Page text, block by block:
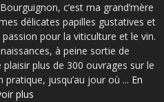
c’est ma grand’mère
délicates papilles gustatives et
pour la viticulture et le vin.
à peine sortie de
plaisir plus de 300 ouvrages sur le
pratique, jusqu’au jour où ... En
plus